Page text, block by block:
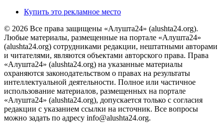
Купить это рекламное место
© 2026 Все права защищены «Алушта24» (alushta24.org).
Любые материалы, размещенные на портале «Алушта24»
(alushta24.org) сотрудниками редакции, нештатными авторами
и читателями, являются объектами авторского права. Права
«Алушта24» (alushta24.org) на указанные материалы
охраняются законодательством о правах на результаты
интеллектуальной деятельности. Полное или частичное
использование материалов, размещенных на портале
«Алушта24» (alushta24.org), допускается только с согласия
редакции с указанием ссылки на источник. Все вопросы
можно задать по адресу info@alushta24.org.